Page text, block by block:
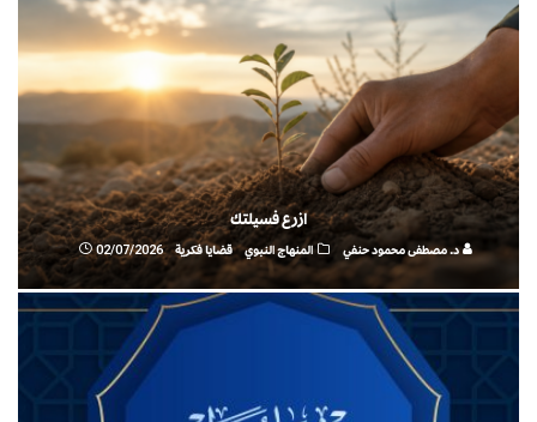
ازرع فسيلتك
د. مصطفى محمود حنفي المنهاج النبوي قضايا فكرية 02/07/2026